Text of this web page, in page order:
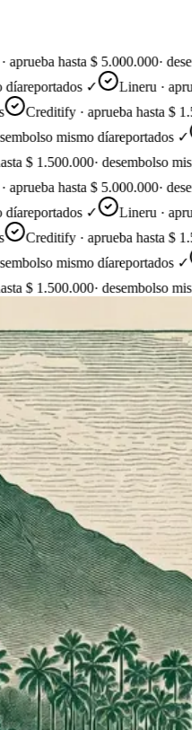
hasta $ 5.000.000·
reportados ✓ Lineru ·
Creditify · aprueba hasta $
mismo díareportados ✓
$ 1.500.000·desembolso mismo
hasta $ 5.000.000·
reportados ✓ Lineru ·
Creditify · aprueba hasta $
mismo díareportados ✓
$ 1.500.000·desembolso mismo